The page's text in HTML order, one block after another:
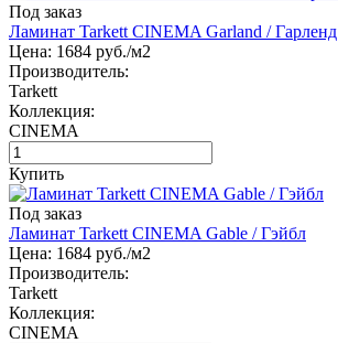
Под заказ
Ламинат Tarkett CINEMA Garland / Гарленд
Цена: 1684 руб./м2
Производитель:
Tarkett
Коллекция:
CINEMA
Купить
Под заказ
Ламинат Tarkett CINEMA Gable / Гэйбл
Цена: 1684 руб./м2
Производитель:
Tarkett
Коллекция:
CINEMA